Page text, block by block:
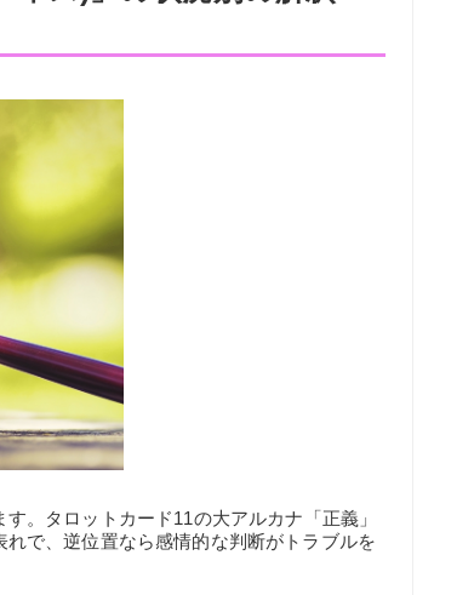
。タロットカード11の大アルカナ「正義」
で、逆位置なら感情的な判断がトラブルを